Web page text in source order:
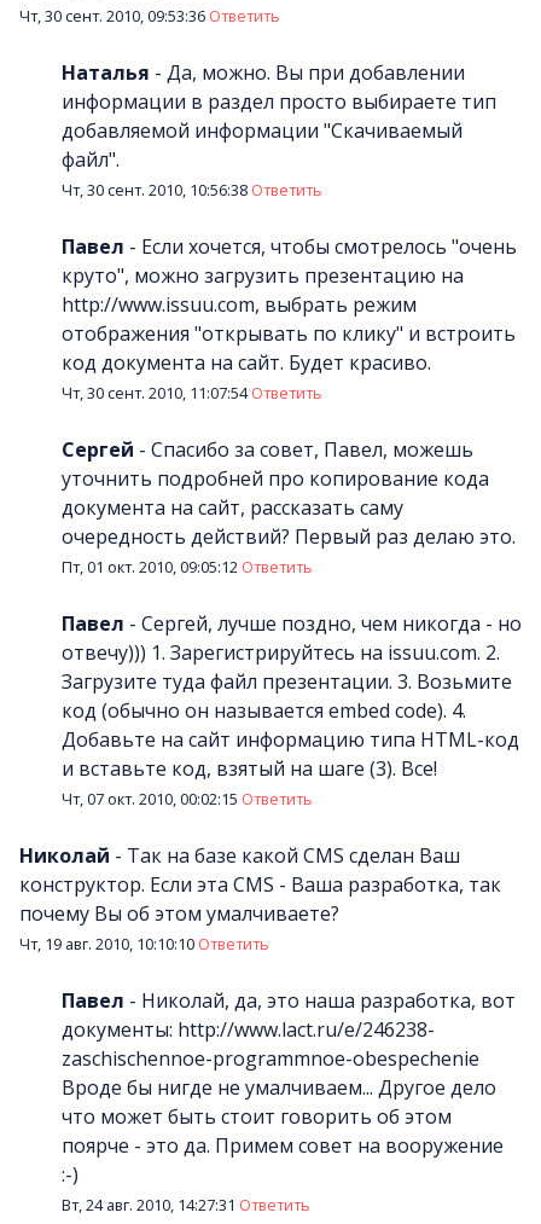
Чт, 30 сент. 2010, 09:53:36 Ответить
Наталья - Да, можно. Вы при добавлении
информации в раздел просто выбираете тип
добавляемой информации "Скачиваемый
файл".
Чт, 30 сент. 2010, 10:56:38 Ответить
Павел - Если хочется, чтобы смотрелось "очень
круто", можно загрузить презентацию на
http://www.issuu.com, выбрать режим
отображения "открывать по клику" и встроить
код документа на сайт. Будет красиво.
Чт, 30 сент. 2010, 11:07:54Ответить
Сергей - Спасибо за совет, Павел, можешь
уточнить подробней про копирование кода
документа на сайт, рассказать саму
очередность действий? Первый раз делаю это.
Пт, 01 окт. 2010, 09:05:12 Ответить
Павел - Сергей, лучше поздно, чем никогда - но
отвечу))) 1. Зарегистрируйтесь на issuu.com. 2.
Загрузите туда файл презентации. 3. Возьмите
код (обычно он называется embed code). 4.
Добавьте на сайт информацию типа HTML-код
и вставьте код, взятый на шаге (3). Все!
Чт, 07 окт. 2010, 00:02:15 Ответить
Николай - Так на базе какой CMS сделан Ваш
конструктор. Если эта CMS - Ваша разработка, так
почему Вы об этом умалчиваете?
Чт, 19 авг. 2010, 10:10:10 Ответить
Павел - Николай, да, это наша разработка, вот
документы: http://www.lact.ru/e/246238-
zaschischennoe-programmnoe-obespechenie
Вроде бы нигде не умалчиваем... Другое дело
что может быть стоит говорить об этом
поярче - это да. Примем совет на вооружение
:-)
Вт, 24 авг. 2010, 14:27:31 Ответить